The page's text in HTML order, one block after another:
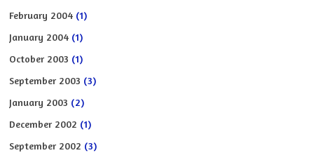
February 2004 (1)
January 2004 (1)
October 2003 (1)
September 2003 (3)
January 2003 (2)
December 2002 (1)
September 2002 (3)